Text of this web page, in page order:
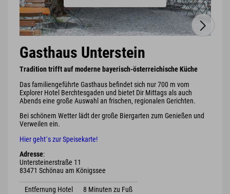
Gasthaus Unterstein
Tradition trifft auf moderne bayerisch-österreichische Küche
Das familiengeführte Gasthaus befindet sich nur 700 m vom
Explorer Hotel Berchtesgaden und bietet Dir Mittags als auch
Abends eine große Auswahl an frischen, regionalen Gerichten.
Bei schönem Wetter lädt der große Biergarten zum Genießen und
Verweilen ein.
Hier geht´s zur Speisekarte!
Adresse:
Untersteinerstraße 11
83471 Schönau am Königssee
Entfernung Hotel 8 Minuten zu Fuß